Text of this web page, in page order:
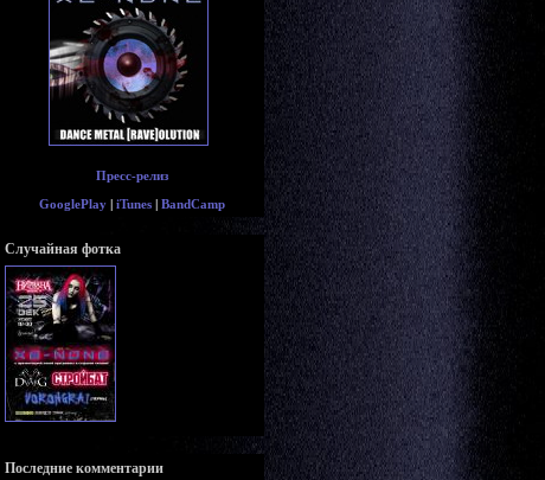
Пресс-релиз
GooglePlay| iTunes| BandCamp
Случайная фотка
Последние комментарии